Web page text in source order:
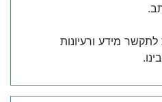
לתקשר מידע ורעיונות